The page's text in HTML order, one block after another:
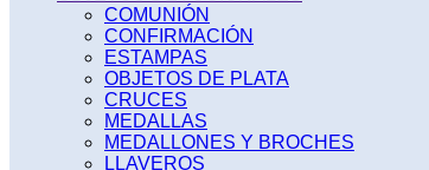
COMUNIÓN
CONFIRMACIÓN
ESTAMPAS
OBJETOS DE PLATA
CRUCES
MEDALLAS
MEDALLONES Y BROCHES
LLAVEROS